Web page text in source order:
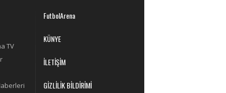
TV
FutbolArena
KÜNYE
İLETİŞİM
GİZLİLİK BİLDİRİMİ